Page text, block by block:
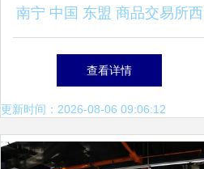
南宁 中国 东盟 商品交易所西
北交易中心挂牌
查看详情
更新时间：2026-08-06 09:06:12